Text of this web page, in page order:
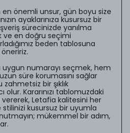
en önemli unsur, gün boyu size
ayaklarınıza kusursuz bir
sürecinizde yanılma
ve en doğru seçimi
beden tablosuna
uygun numarayı seçmek, hem
süre korumasını sağlar
bir şıklık
olur. Kararınızı tablomuzdaki
Letafia kalitesini her
kusursuz bir uyumla
mükemmel bir adım,